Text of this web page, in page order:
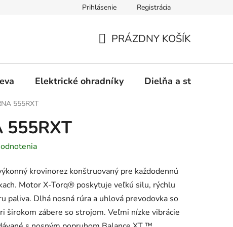
Zásady používania súborov cookies Záručný a pozáručný servis
Prihlásenie Registrácia
KOŠÍK
PRÁZDNY KOŠÍK
Elektrické ohradníky Dielňa a stavba
555RXT
555RXT
krovinorez konštruovaný pre každodennú
Motor X-Torq® poskytuje veľkú silu, rýchlu
paliva. Dlhá nosná rúra a uhlová prevodovka so
širokom zábere so strojom. Veľmi nízke vibrácie